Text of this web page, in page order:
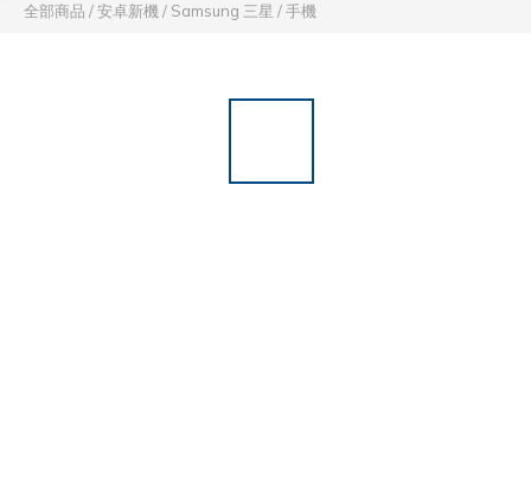
全部商品 /安卓新機 / Samsung 三星 /手機